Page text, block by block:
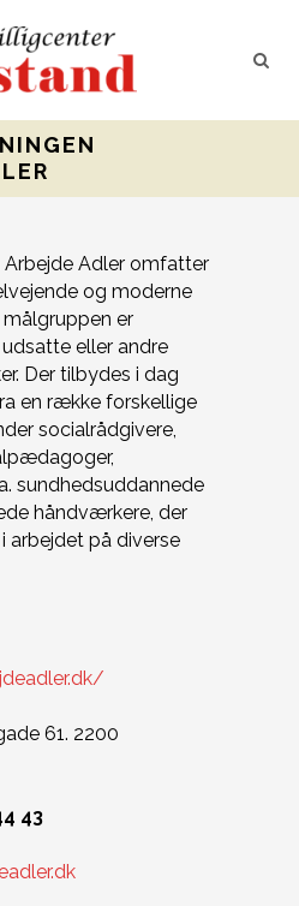
Adler omfatter
og moderne
er
eller andre
Der tilbydes i dag
en række forskellige
socialrådgivere,
sundhedsuddannede
håndværkere, der
arbejdet på diverse
61. 2200
43